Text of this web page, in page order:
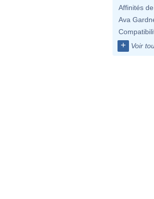
Affinités
Ava
+ Voir